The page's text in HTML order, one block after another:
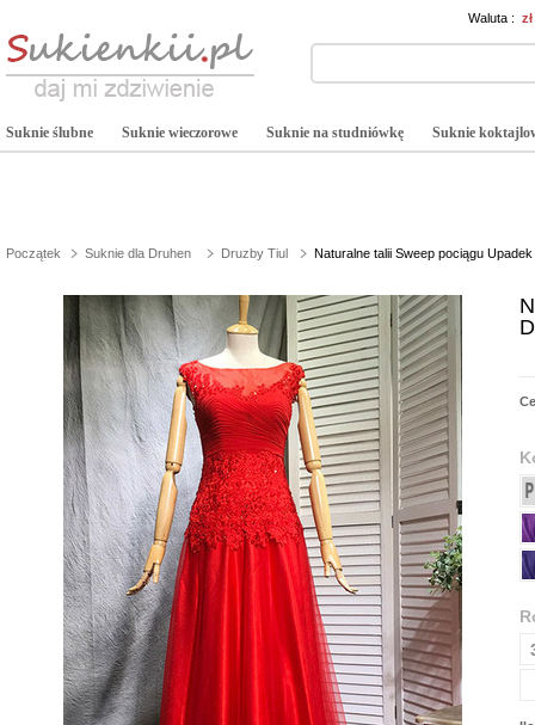
Waluta :
Suknie ślubne Suknie wieczorowe Suknie na studniówkę Suknie
Początek Suknie dla Druhen Druzby Tiul Naturalne talii Sweep pociągu